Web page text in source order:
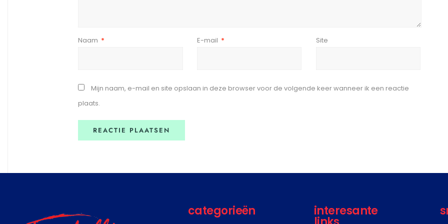
Naam * E-mail * Site
Mijn naam, e-mail en site opslaan in deze browser voor de volgende keer wanneer ik een reactie
plaats.
categorieën interesante